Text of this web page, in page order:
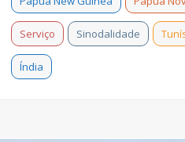
Serviço Sinodalidade
Índia